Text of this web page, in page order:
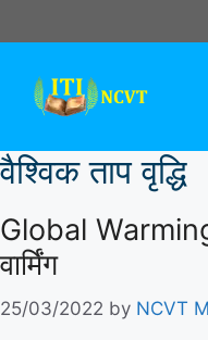
to
वैश्विक ताप वृद्धि
Global
वार्मिंग
25/03/2022 by NCVT